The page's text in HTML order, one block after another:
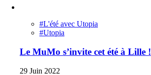
#L'été avec Utopia
#Utopia
Le MuMo s’invite cet été à Lille !
29 Juin 2022